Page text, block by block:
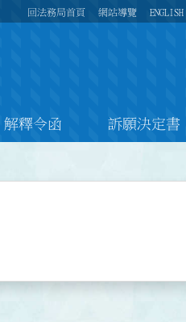
回法務局首頁 網站導覽 ENGLISH
解釋令函 訴願決定書